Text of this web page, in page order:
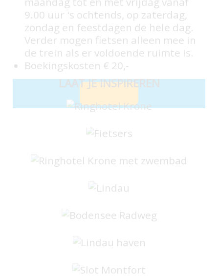
9.00 uur 's ochtends, op zaterdag,
zondag en feestdagen de hele dag.
Verder mogen fietsen alleen mee in
de trein als er voldoende ruimte is.
Boekingskosten € 20,-
LAAT JE INSPIREREN